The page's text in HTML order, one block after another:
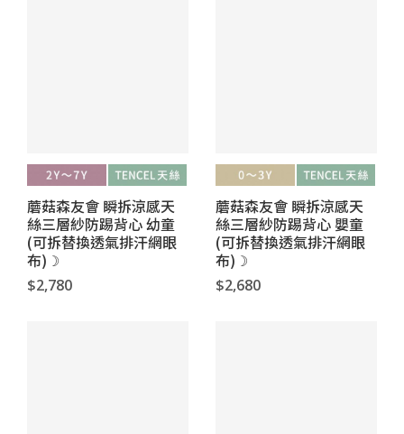
蘑菇森友會 瞬拆涼感天
絲三層紗防踢背心 幼童
(可拆替換透氣排汗網眼
布)☽
$2,780
蘑菇森友會 瞬拆涼感天
絲三層紗防踢背心 嬰童
(可拆替換透氣排汗網眼
布)☽
$2,680